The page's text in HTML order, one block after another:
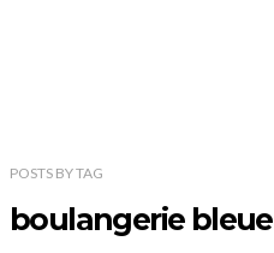
POSTS BYTAG
boulangerie bleue